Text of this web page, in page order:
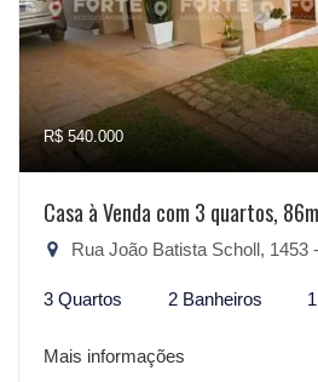
R$ 540.000
Casa à Venda com 3 quartos,
Rua João Batista Scholl, 1453 -
3 Quartos 2 Banheiros
Mais informações